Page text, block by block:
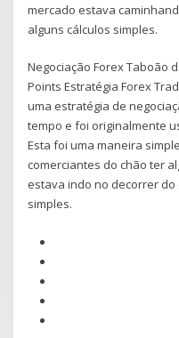
mercado estava
alguns cálculos simples.
Negociação Forex Taboão
Points Estratégia Forex
uma estratégia de
tempo e foi originalmente
Esta foi uma maneira
comerciantes do chão ter
estava indo no decorrer
simples.